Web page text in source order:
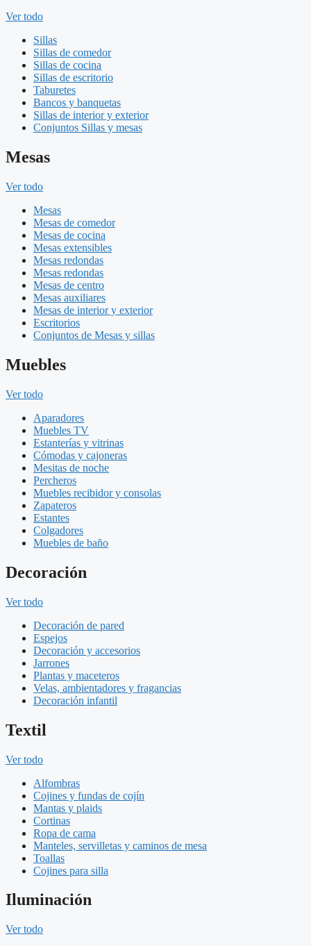
Ver todo
Sillas
Sillas de comedor
Sillas de cocina
Sillas de escritorio
Taburetes
Bancos y banquetas
Sillas de interior y exterior
Conjuntos Sillas y mesas
Mesas
Ver todo
Mesas
Mesas de comedor
Mesas de cocina
Mesas extensibles
Mesas redondas
Mesas redondas
Mesas de centro
Mesas auxiliares
Mesas de interior y exterior
Escritorios
Conjuntos de Mesas y sillas
Muebles
Ver todo
Aparadores
Muebles TV
Estanterías y vitrinas
Cómodas y cajoneras
Mesitas de noche
Percheros
Muebles recibidor y consolas
Zapateros
Estantes
Colgadores
Muebles de baño
Decoración
Ver todo
Decoración de pared
Espejos
Decoración y accesorios
Jarrones
Plantas y maceteros
Velas, ambientadores y fragancias
Decoración infantil
Textil
Ver todo
Alfombras
Cojines y fundas de cojín
Mantas y plaids
Cortinas
Ropa de cama
Manteles, servilletas y caminos de mesa
Toallas
Cojines para silla
Iluminación
Ver todo